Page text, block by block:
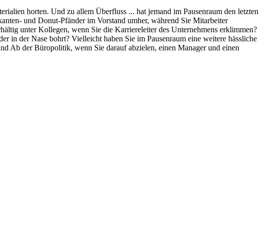
horten. Und zu allem Überfluss ... hat jemand im Pausenraum den letzten
und Donut-Pfänder im Vorstand umher, während Sie Mitarbeiter
unter Kollegen, wenn Sie die Karriereleiter des Unternehmens erklimmen?
in der Nase bohrt? Vielleicht haben Sie im Pausenraum eine weitere hässliche
Ab der Büropolitik, wenn Sie darauf abzielen, einen Manager und einen